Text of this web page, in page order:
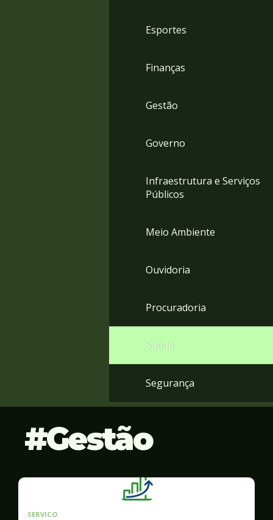
Esportes
Finanças
Gestão
Governo
Infraestrutura e Serviços
Públicos
Meio Ambiente
Ouvidoria
Procuradoria
Saúde
Segurança
Gestão
SERVICO